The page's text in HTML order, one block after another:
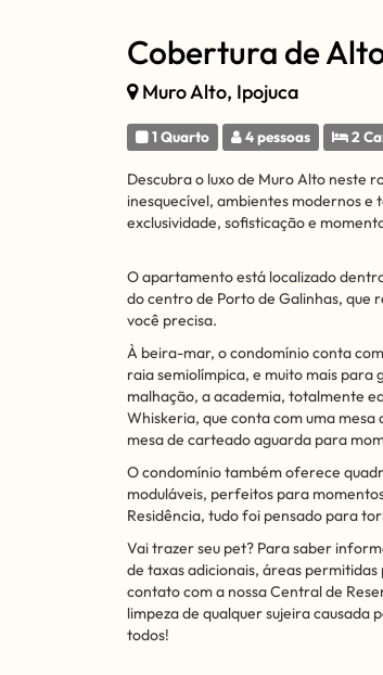
Cobertura de
Muro Alto, Ipojuca
1 Quarto 4 pessoas 2
Descubra o luxo de Muro Alto neste
inesquecível, ambientes modernos
exclusividade, sofisticação e
O apartamento está localizado
do centro de Porto de Galinhas, que
você precisa.
À beira-mar, o condomínio conta
raia semiolímpica, e muito mais
malhação, a academia, totalmente
Whiskeria, que conta com uma
mesa de carteado aguarda para
O condomínio também oferece
moduláveis, perfeitos para
Residência, tudo foi pensado para
Vai trazer seu pet? Para saber
de taxas adicionais, áreas
contato com a nossa Central de
limpeza de qualquer sujeira
todos!